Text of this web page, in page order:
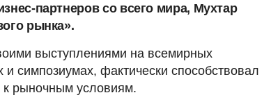
партнеров со всего мира, Мухтар
рынка».
выступлениями на всемирных
симпозиумах, фактически способствовал
рыночным условиям.